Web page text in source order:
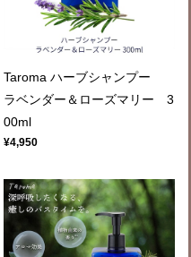
Taroma ハーブシャンプー
ラベンダー＆ローズマリー 3
00ml
¥4,950